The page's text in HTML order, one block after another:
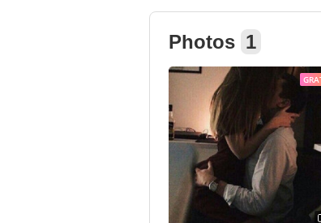
Photos 1